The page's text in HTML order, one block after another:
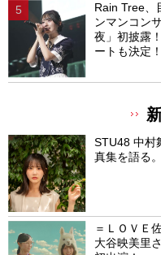
Rain Tree、
ンマンコン
夜」初披露
ートも決定！
STU48 中村
真集を語る。
＝ＬＯＶＥ
大谷映美里